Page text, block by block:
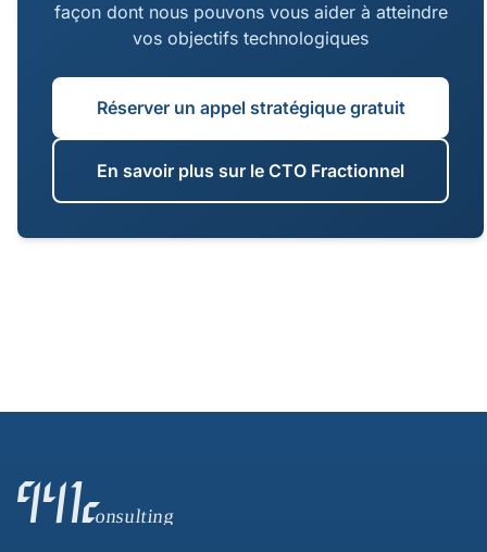
façon dont nous pouvons vous aider à atteindre
vos objectifs technologiques
Réserver un appel stratégique gratuit
En savoir plus sur le CTO Fractionnel